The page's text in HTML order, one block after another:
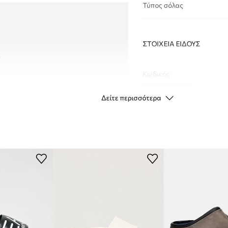
Τύπος σόλας
ΣΤΟΙΧΕΊΑ ΕΊΔΟΥΣ
Κατασκευαστής
Δείτε περισσότερα